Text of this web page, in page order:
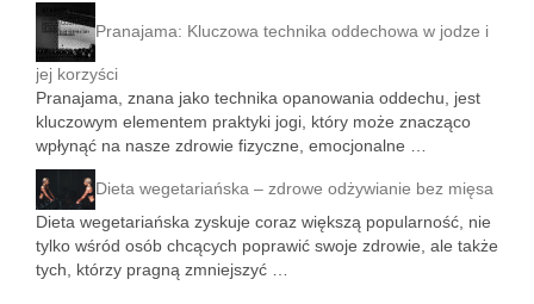
Pranajama: Kluczowa technika oddechowa w jodze i
jej korzyści
Pranajama, znana jako technika opanowania oddechu, jest
kluczowym elementem praktyki jogi, który może znacząco
wpłynąć na nasze zdrowie fizyczne, emocjonalne …
Dieta wegetariańska – zdrowe odżywianie bez mięsa
Dieta wegetariańska zyskuje coraz większą popularność, nie
tylko wśród osób chcących poprawić swoje zdrowie, ale także
tych, którzy pragną zmniejszyć …